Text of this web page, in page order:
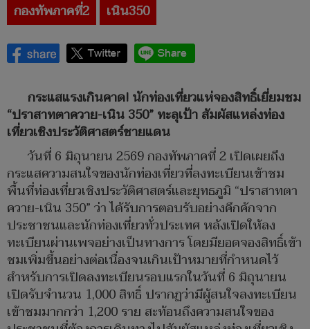
กองทัพภาคที่2
เนิน350
กระแสแรงเกินคาด! นักท่องเที่ยวแห่จองสิทธิ์เยี่ยมชม
“ปราสาทตาควาย-เนิน 350” ทะลุเป้า สัมผัสแหล่งท่อง
เที่ยวเชิงประวัติศาสตร์ชายแดน
วันที่ 6 มิถุนายน 2569 กองทัพภาคที่ 2 เปิดเผยถึง
กระแสความสนใจของนักท่องเที่ยวที่ลงทะเบียนเข้าชม
พื้นที่ท่องเที่ยวเชิงประวัติศาสตร์และยุทธภูมิ “ปราสาทตา
ควาย-เนิน 350” ว่า ได้รับการตอบรับอย่างคึกคักจาก
ประชาชนและนักท่องเที่ยวทั่วประเทศ หลังเปิดให้ลง
ทะเบียนผ่านเพจอย่างเป็นทางการ โดยมียอดจองสิทธิ์เข้า
ชมเพิ่มขึ้นอย่างต่อเนื่องจนเกินเป้าหมายที่กำหนดไว้
สำหรับการเปิดลงทะเบียนรอบแรกในวันที่ 6 มิถุนายน
เปิดรับจำนวน 1,000 สิทธิ์ ปรากฏว่ามีผู้สนใจลงทะเบียน
เข้าชมมากกว่า 1,200 ราย สะท้อนถึงความสนใจของ